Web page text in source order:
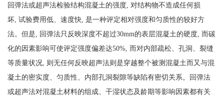
回弹法或超声法检验结构混凝土的强度, 对结构物不造成任何损
坏, 试验费用低、速度快, 是一种评定相对强度和匀质性的较好方
法。但是, 回弹法只反映深度不超过30mm的表层混凝土的硬度, 而碳
化的因素影响可使评定强度偏差达50%, 而对内部疏松、孔洞、裂缝
等质量状况, 则无任何反映超声法则是穿越整个被测混凝土而又与混
凝土的密实度、匀质性、内部孔洞裂隙等缺陷有密切关系。回弹法
或超声法对混凝土材料的组成、干湿状态及龄期等影响因素都有关